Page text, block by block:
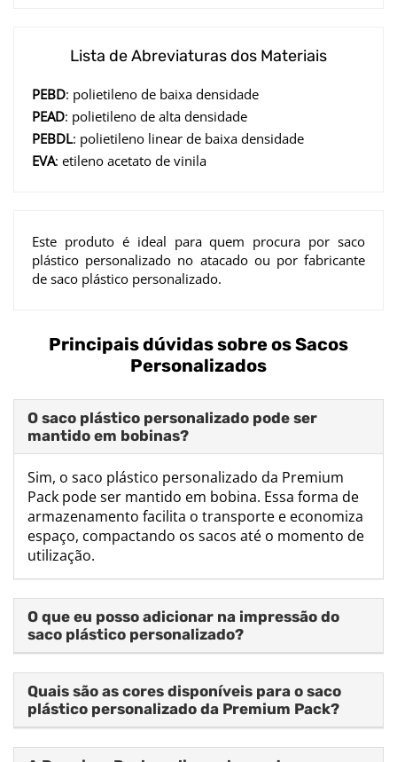
Lista de Abreviaturas dos Materiais
PEBD: polietileno de baixa densidade
PEAD: polietileno de alta densidade
PEBDL: polietileno linear de baixa densidade
EVA: etileno acetato de vinila
Este produto é ideal para quem procura por saco
plástico personalizado no atacado ou por fabricante
de saco plástico personalizado.
Principais dúvidas sobre os Sacos
Personalizados
O saco plástico personalizado pode ser
mantido em bobinas?
Sim, o saco plástico personalizado da Premium
Pack pode ser mantido em bobina. Essa forma de
armazenamento facilita o transporte e economiza
espaço, compactando os sacos até o momento de
utilização.
O que eu posso adicionar na impressão do
saco plástico personalizado?
Quais são as cores disponíveis para o saco
plástico personalizado da Premium Pack?